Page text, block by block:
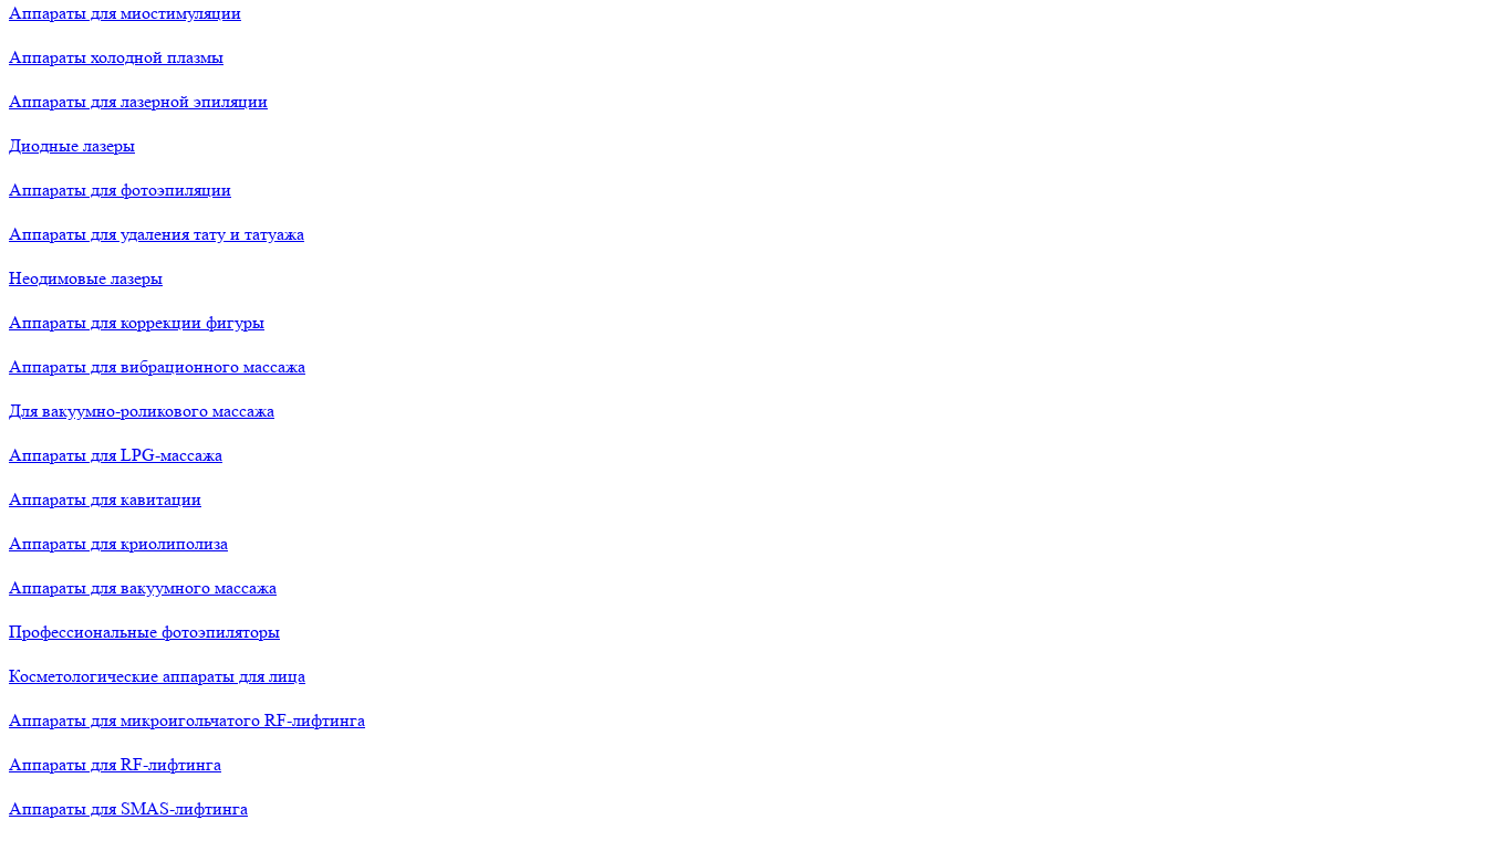
Аппараты для миостимуляции
Аппараты холодной плазмы
Аппараты для лазерной эпиляции
Диодные лазеры
Аппараты для фотоэпиляции
Аппараты для удаления тату и татуажа
Неодимовые лазеры
Аппараты для коррекции фигуры
Аппараты для вибрационного массажа
Для вакуумно-роликового массажа
Аппараты для LPG-массажа
Аппараты для кавитации
Аппараты для криолиполиза
Аппараты для вакуумного массажа
Профессиональные фотоэпиляторы
Косметологические аппараты для лица
Аппараты для микроигольчатого RF-лифтинга
Аппараты для RF-лифтинга
Аппараты для SMAS-лифтинга